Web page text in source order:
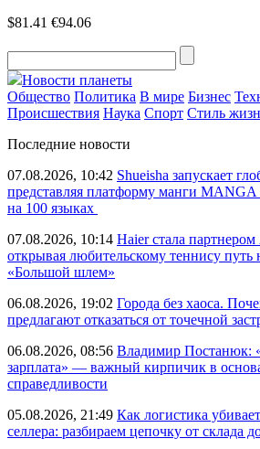
$81.41 €94.06
Новости планеты
Общество Политика В мире Бизнес
Происшествия Наука Спорт Стиль
Последние новости
07.08.2026, 10:42 Shueisha запускает
представляя платформу манги
на 100 языках
07.08.2026, 10:14 Haier стала
открывая любительскому теннису путь
«Большой шлем»
06.08.2026, 19:02 Города без хаоса.
предлагают отказаться от точечной
06.08.2026, 08:56 Владимир Постанюк:
зарплата» — важный кирпичик в
справедливости
05.08.2026, 21:49 Как логистика
селлера: разбираем цепочку от склада